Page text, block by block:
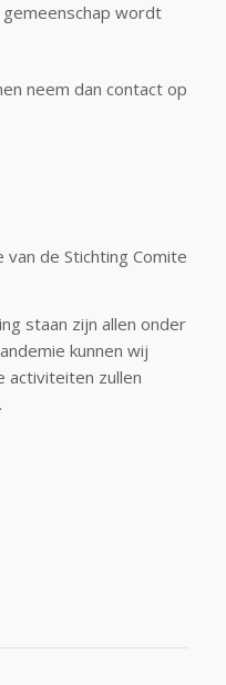
wordt
neem dan contact op
de Stichting Comite
staan zijn allen onder
kunnen wij
activiteiten zullen